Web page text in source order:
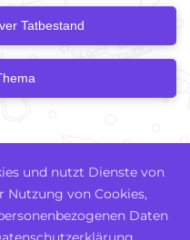
Tatbestand
und nutzt Dienste von
von Cookies,
Daten